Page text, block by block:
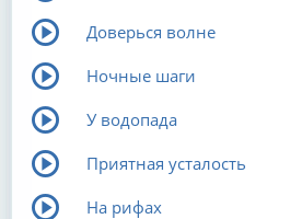
Доверься волне
Ночные шаги
У водопада
Приятная усталость
На рифах